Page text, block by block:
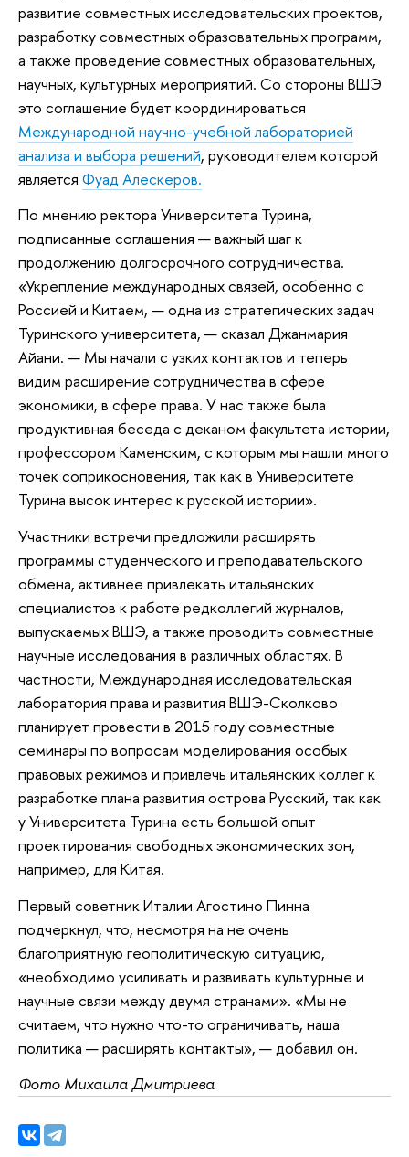
развитие совместных исследовательских проектов,
разработку совместных образовательных программ,
а также проведение совместных образовательных,
научных, культурных мероприятий. Со стороны ВШЭ
это соглашение будет координироваться
Международной научно-учебной лабораторией
анализа и выбора решений, руководителем которой
является Фуад Алескеров.
По мнению ректора Университета Турина,
подписанные соглашения — важный шаг к
продолжению долгосрочного сотрудничества.
«Укрепление международных связей, особенно с
Россией и Китаем, — одна из стратегических задач
Туринского университета, — сказал Джанмария
Айани. — Мы начали с узких контактов и теперь
видим расширение сотрудничества в сфере
экономики, в сфере права. У нас также была
продуктивная беседа с деканом факультета истории,
профессором Каменским, с которым мы нашли много
точек соприкосновения, так как в Университете
Турина высок интерес к русской истории».
Участники встречи предложили расширять
программы студенческого и преподавательского
обмена, активнее привлекать итальянских
специалистов к работе редколлегий журналов,
выпускаемых ВШЭ, а также проводить совместные
научные исследования в различных областях. В
частности, Международная исследовательская
лаборатория права и развития ВШЭ-Сколково
планирует провести в 2015 году совместные
семинары по вопросам моделирования особых
правовых режимов и привлечь итальянских коллег к
разработке плана развития острова Русский, так как
у Университета Турина есть большой опыт
проектирования свободных экономических зон,
например, для Китая.
Первый советник Италии Агостино Пинна
подчеркнул, что, несмотря на не очень
благоприятную геополитическую ситуацию,
«необходимо усиливать и развивать культурные и
научные связи между двумя странами». «Мы не
считаем, что нужно что-то ограничивать, наша
политика — расширять контакты», — добавил он.
Фото Михаила Дмитриева